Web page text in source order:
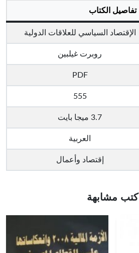
تفاصيل الكتاب
الإقتصاد السياسي للعلاقات الدولية
روبرت غيلبين
PDF
555
3.7 ميجا بايت
العربية
إقتصاد وأعمال
كتب مشابهة